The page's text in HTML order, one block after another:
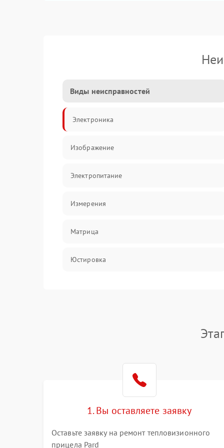
Виды неисправностей
Электроника
Изображение
Электропитание
Измерения
Матрица
Юстировка
1. Вы оставляете заявку
Оставьте заявку на ремонт тепловизионного
прицела Pard